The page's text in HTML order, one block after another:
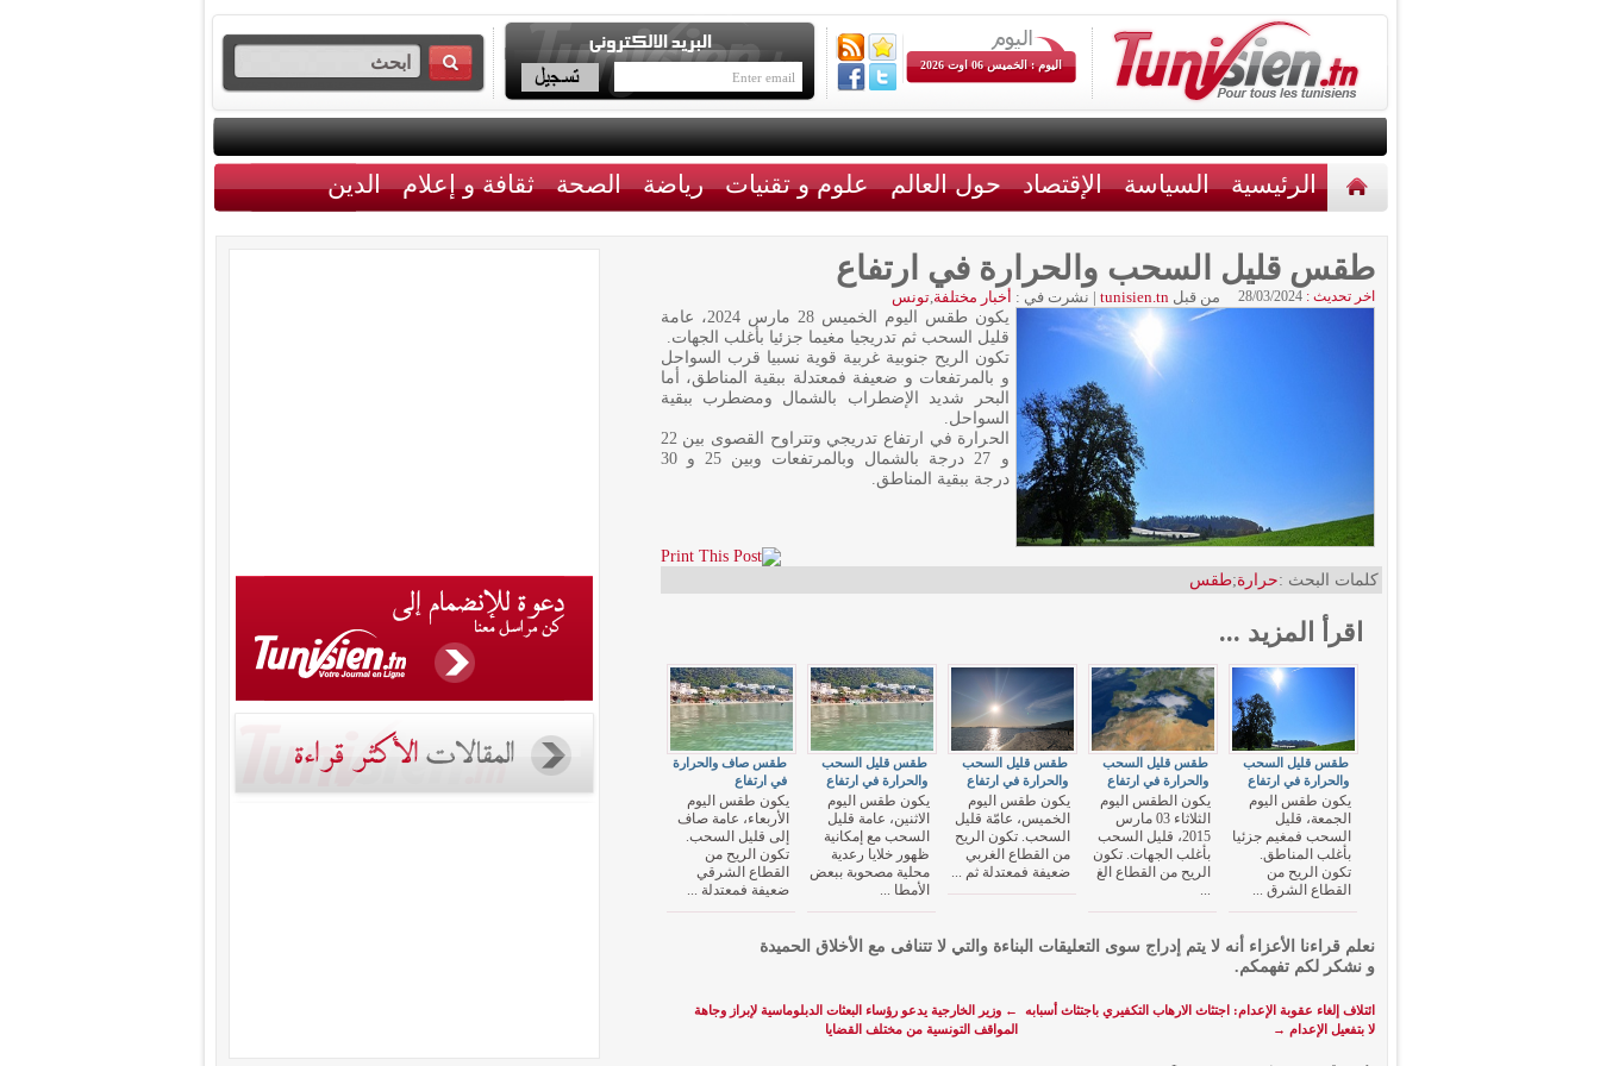
اليوم : الخميس 06 اوت 2026
الرئيسية السياسة الإقتصاد حول العالم علوم و تقنيات رياضة الصحة ثقافة و إعلام الدين
طقس قليل السحب والحرارة في ارتفاع
اخر تحديث : 28/03/2024 من قبلtunisien.tn
| نشرت في : أخبار مختلفة,تونس
يكون طقس اليوم الخميس 28 مارس 2024، عامة
قليل السحب ثم تدريجيا مغيما جزئيا بأغلب الجهات.
تكون الريح جنوبية غربية قوية نسبيا قرب السواحل
و بالمرتفعات و ضعيفة فمعتدلة ببقية المناطق، أما
البحر شديد الإضطراب بالشمال ومضطرب ببقية
السواحل.
الحرارة في ارتفاع تدريجي وتتراوح القصوى بين 22
و 27 درجة بالشمال وبالمرتفعات وبين 25 و 30
درجة ببقية المناطق.
كلمات البحث :حرارة;طقس
اقرأ المزيد ...
طقس صاف والحرارة
في ارتفاع
يكون طقس اليوم
الأربعاء، عامة صاف
إلى قليل السحب.
تكون الريح من
القطاع الشرقي
ضعيفة فمعتدلة ...
طقس قليل السحب
والحرارة في ارتفاع
يكون طقس اليوم
الاثنين، عامة قليل
السحب مع إمكانية
ظهور خلايا رعدية
محلية مصحوبة ببعض
الأمطا ...
طقس قليل السحب
والحرارة في ارتفاع
يكون طقس اليوم
الخميس، عامّة قليل
السحب. تكون الريح
من القطاع الغربي
ضعيفة فمعتدلة ثم ...
طقس قليل السحب
والحرارة في ارتفاع
يكون الطقس اليوم
الثلاثاء 03 مارس
2015، قليل السحب
بأغلب الجهات. تكون
الريح من القطاع الغ
...
طقس قليل السحب
والحرارة في ارتفاع
يكون طقس اليوم
الجمعة، قليل
السحب فمغيم جزئيا
بأغلب المناطق.
تكون الريح من
القطاع الشرق ...
نعلم قراءنا الأعزاء أنه لا يتم إدراج سوى التعليقات البناءة والتي لا تتنافى مع الأخلاق الحميدة
و نشكر لكم تفهمكم.
← وزير الخارجية يدعو رؤساء البعثات الدبلوماسية لإبراز وجاهة
المواقف التونسية من مختلف القضايا
ائتلاف إلغاء عقوبة الإعدام: اجتثاث الارهاب التكفيري باجتثاث أسبابه
لا بتفعيل الإعدام →